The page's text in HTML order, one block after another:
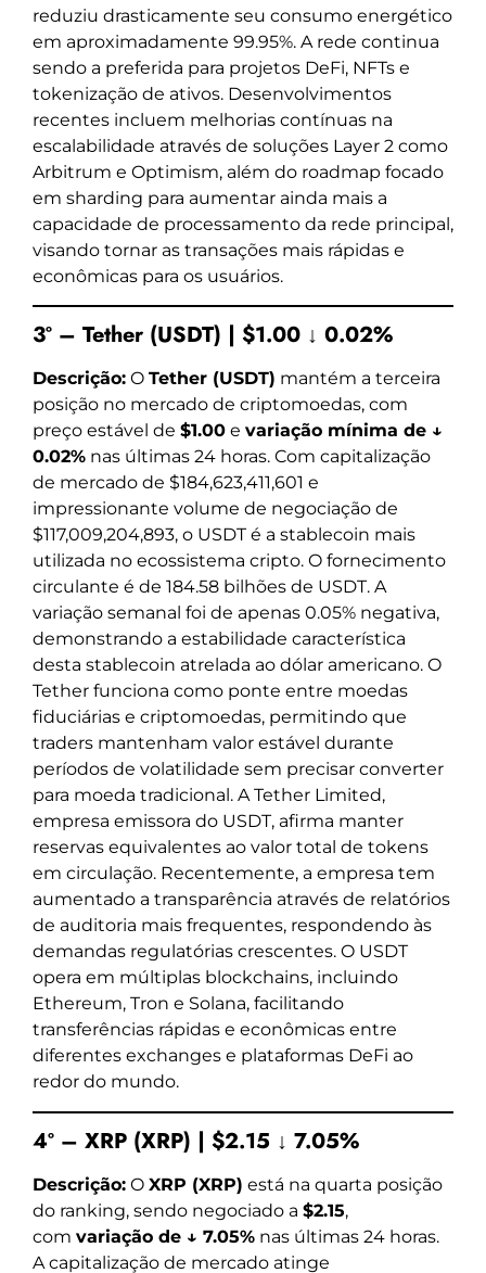
reduziu drasticamente seu consumo energético
em aproximadamente 99.95%. A rede continua
sendo a preferida para projetos DeFi, NFTs e
tokenização de ativos. Desenvolvimentos
recentes incluem melhorias contínuas na
escalabilidade através de soluções Layer 2 como
Arbitrum e Optimism, além do roadmap focado
em sharding para aumentar ainda mais a
capacidade de processamento da rede principal,
visando tornar as transações mais rápidas e
econômicas para os usuários.
3º – Tether (USDT) | $1.00 ↓ 0.02%
Descrição: O Tether (USDT) mantém a terceira
posição no mercado de criptomoedas, com
preço estável de $1.00 e variação mínima de ↓
0.02% nas últimas 24 horas. Com capitalização
de mercado de $184,623,411,601 e
impressionante volume de negociação de
$117,009,204,893, o USDT é a stablecoin mais
utilizada no ecossistema cripto. O fornecimento
circulante é de 184.58 bilhões de USDT. A
variação semanal foi de apenas 0.05% negativa,
demonstrando a estabilidade característica
desta stablecoin atrelada ao dólar americano. O
Tether funciona como ponte entre moedas
fiduciárias e criptomoedas, permitindo que
traders mantenham valor estável durante
períodos de volatilidade sem precisar converter
para moeda tradicional. A Tether Limited,
empresa emissora do USDT, afirma manter
reservas equivalentes ao valor total de tokens
em circulação. Recentemente, a empresa tem
aumentado a transparência através de relatórios
de auditoria mais frequentes, respondendo às
demandas regulatórias crescentes. O USDT
opera em múltiplas blockchains, incluindo
Ethereum, Tron e Solana, facilitando
transferências rápidas e econômicas entre
diferentes exchanges e plataformas DeFi ao
redor do mundo.
4º – XRP (XRP) | $2.15 ↓ 7.05%
Descrição: O XRP (XRP) está na quarta posição
do ranking, sendo negociado a $2.15,
com variação de ↓ 7.05% nas últimas 24 horas.
A capitalização de mercado atinge